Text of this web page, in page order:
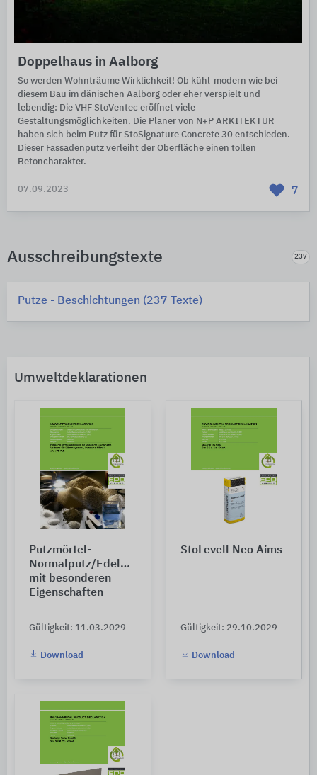
Doppelhaus in Aalborg
So werden Wohnträume Wirklichkeit! Ob kühl-modern wie bei
diesem Bau im dänischen Aalborg oder eher verspielt und
lebendig: Die VHF StoVentec eröffnet viele
Gestaltungsmöglichkeiten. Die Planer von N+P ARKITEKTUR
haben sich beim Putz für StoSignature Concrete 30 entschieden.
Dieser Fassadenputz verleiht der Oberfläche einen tollen
Betoncharakter.
07.09.2023 7
Ausschreibungstexte 237
Putze - Beschichtungen (237 Texte)
Umweltdeklarationen
Putzmörtel-
Normalputz/Edelputz
mit besonderen
Eigenschaften
Gültigkeit: 11.03.2029
Download
StoLevell Neo Aims
Gültigkeit: 29.10.2029
Download